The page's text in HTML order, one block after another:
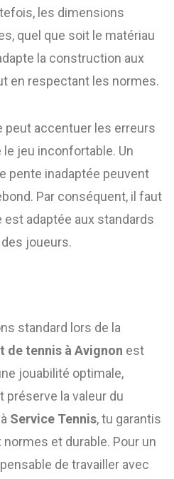
les dimensions
quel que soit le matériau
la construction aux
en respectant les normes.
peut accentuer les erreurs
jeu inconfortable. Un
pente inadaptée peuvent
Par conséquent, il faut
est adaptée aux standards
joueurs.
standard lors de la
de tennis à Avignon est
jouabilité optimale,
préserve la valeur du
Service Tennis, tu garantis
et durable. Pour un
de travailler avec